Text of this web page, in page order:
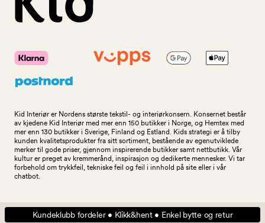
Kid Interiør er Nordens største tekstil- og interiørkonsern. Konsernet består
av kjedene Kid Interiør med mer enn 150 butikker i Norge, og Hemtex med
mer enn 130 butikker i Sverige, Finland og Estland. Kids strategi er å tilby
kunden kvalitetsprodukter fra sitt sortiment, bestående av egenutviklede
merker til gode priser, gjennom inspirerende butikker samt nettbutikk. Vår
kultur er preget av kremmerånd, inspirasjon og dedikerte mennesker. Vi tar
forbehold om trykkfeil, tekniske feil og feil i innhold på site eller i vår
chatbot.
Kundeklubb fordeler • Klikk&hent • Enkel bytte og retur